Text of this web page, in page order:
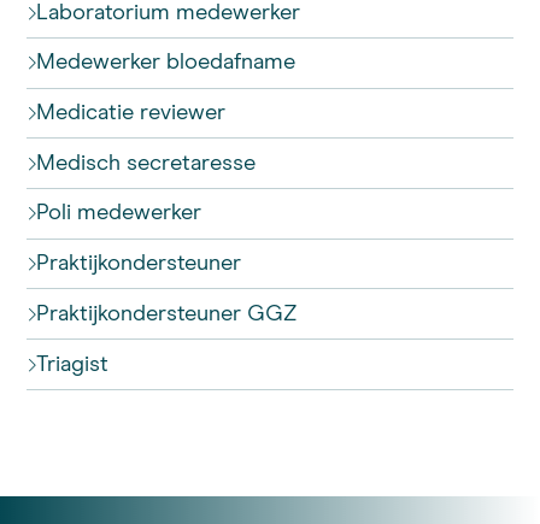
Laboratorium medewerker
Medewerker bloedafname
Medicatie reviewer
Medisch secretaresse
Poli medewerker
Praktijkondersteuner
Praktijkondersteuner GGZ
Triagist